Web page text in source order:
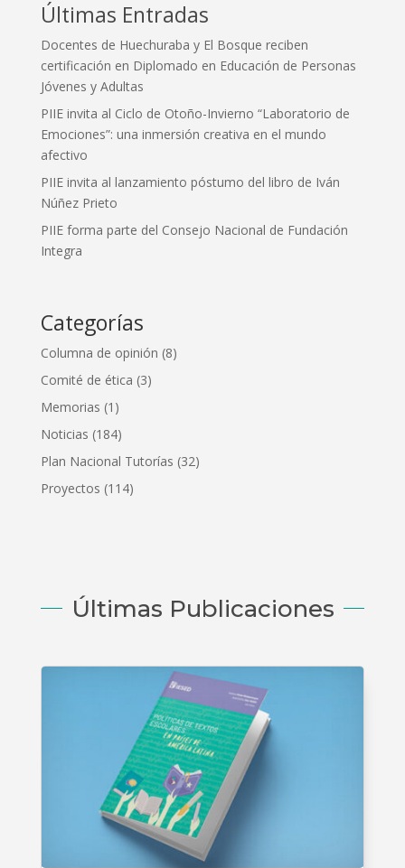
Últimas Entradas
Docentes de Huechuraba y El Bosque reciben
certificación en Diplomado en Educación de Personas
Jóvenes y Adultas
PIIE invita al Ciclo de Otoño-Invierno “Laboratorio de
Emociones”: una inmersión creativa en el mundo
afectivo
PIIE invita al lanzamiento póstumo del libro de Iván
Núñez Prieto
PIIE forma parte del Consejo Nacional de Fundación
Integra
Categorías
Columna de opinión (8)
Comité de ética (3)
Memorias (1)
Noticias (184)
Plan Nacional Tutorías (32)
Proyectos (114)
Últimas Publicaciones